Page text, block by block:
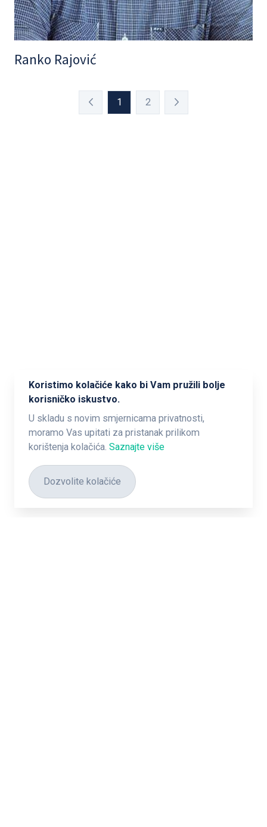
Ranko Rajović
1 2
Koristimo kolačiće kako bi Vam pružili bolje
korisničko iskustvo.
U skladu s novim smjernicama privatnosti,
moramo Vas upitati za pristanak prilikom
korištenja kolačića. Saznajte više
Dozvolite kolačiće